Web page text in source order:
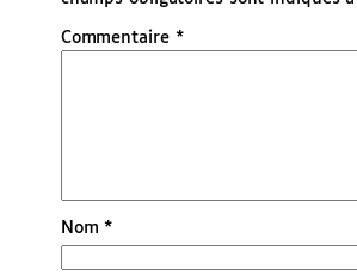
Commentaire *
Nom*